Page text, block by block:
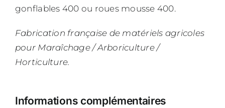
gonflables 400 ou roues mousse 400.
Fabrication française de matériels agricoles
pour Maraîchage / Arboriculture /
Horticulture.
Informations complémentaires